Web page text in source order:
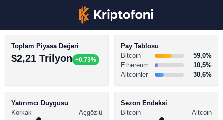
BİTCOİN HABERLERİ
Toplam Piyasa Değeri
$2,21 Trilyon +0.73%
Pay Tablosu
Bitcoin
59,0%
Ethereum
10,5%
Altcoinler
30,6%
Yatırımcı Duygusu
Korkak
Açgözlü
Sezon Endeksi
Bitcoin
Altcoin